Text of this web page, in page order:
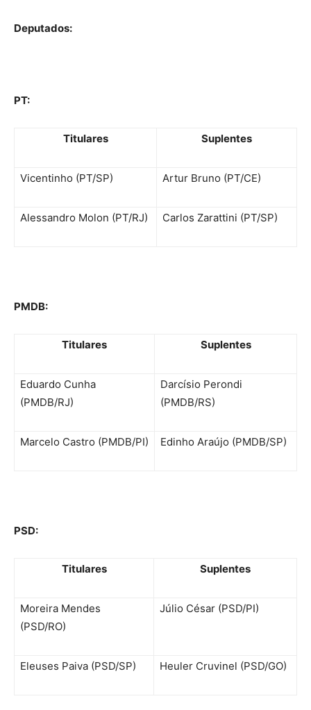
Deputados:
PT:
Titulares Suplentes
Vicentinho (PT/SP) Artur Bruno (PT/CE)
Alessandro Molon (PT/RJ) Carlos Zarattini (PT/SP)
PMDB:
Titulares Suplentes
Eduardo Cunha
(PMDB/RJ)
Darcísio Perondi
(PMDB/RS)
Marcelo Castro (PMDB/PI) Edinho Araújo (PMDB/SP)
PSD:
Titulares Suplentes
Moreira Mendes
(PSD/RO)
Júlio César (PSD/PI)
Eleuses Paiva (PSD/SP) Heuler Cruvinel (PSD/GO)